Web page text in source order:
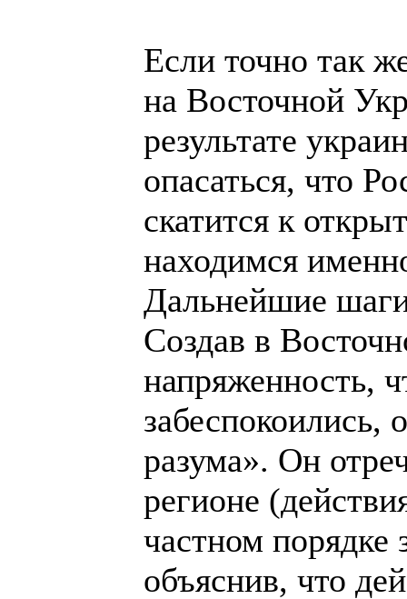
Если точно так
на Восточной
результате
опасаться, что
скатится к
находимся
Дальнейшие
Создав в
напряженность,
забеспокоились,
разума». Он
регионе
частном порядке
объяснив, что